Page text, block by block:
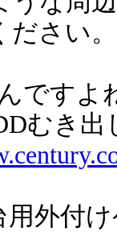
さい。
ですよ
むき出
用外付